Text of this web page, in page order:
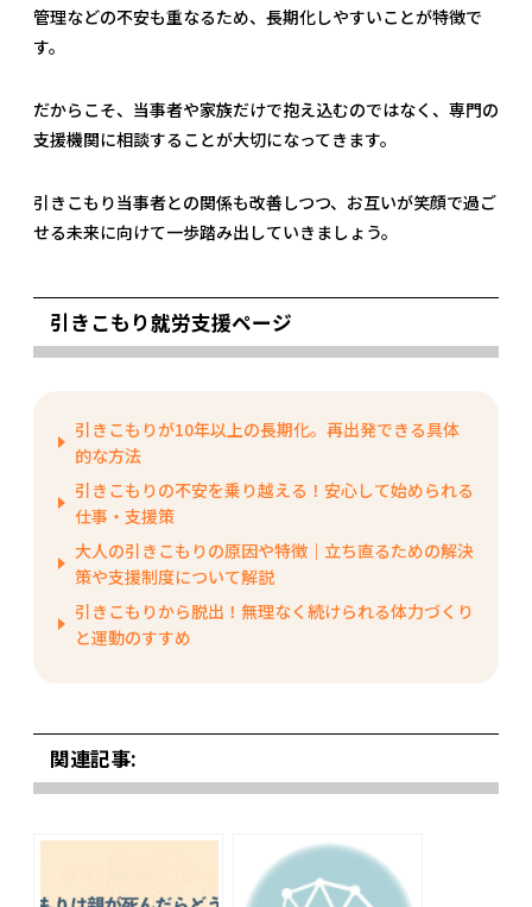
管理などの不安も重なるため、長期化しやすいことが特徴で
す。
だからこそ、当事者や家族だけで抱え込むのではなく、専門の
支援機関に相談することが大切になってきます。
引きこもり当事者との関係も改善しつつ、お互いが笑顔で過ご
せる未来に向けて一歩踏み出していきましょう。
引きこもり就労支援ページ
引きこもりが10年以上の長期化。再出発できる具体
的な方法
引きこもりの不安を乗り越える！安心して始められる
仕事・支援策
大人の引きこもりの原因や特徴｜立ち直るための解決
策や支援制度について解説
引きこもりから脱出！無理なく続けられる体力づくり
と運動のすすめ
関連記事: